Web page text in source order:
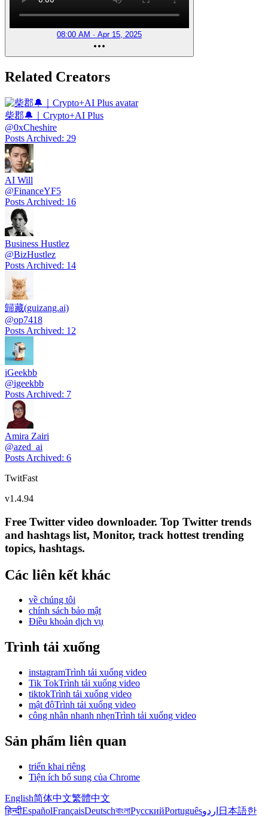
08:00 AM · Apr 15, 2025
Related Creators
柴郡🔔｜Crypto+AI Plus
@0xCheshire
Posts Archived: 29
AI Will
@FinanceYF5
Posts Archived: 16
Business Hustlez
@BizHustlez
Posts Archived: 14
歸藏(guizang.ai)
@op7418
Posts Archived: 12
iGeekbb
@igeekbb
Posts Archived: 7
Amira Zairi
@azed_ai
Posts Archived: 6
TwitFast
v1.4.94
Free Twitter video downloader. Top Twitter trends
and hashtags list, Monitor, track hottest trending
topics, hashtags.
Các liên kết khác
về chúng tôi
chính sách bảo mật
Điều khoản dịch vụ
Trình tải xuống
instagramTrình tải xuống video
Tik TokTrình tải xuống video
tiktokTrình tải xuống video
mật độTrình tải xuống video
công nhân nhanh nhẹnTrình tải xuống video
Sản phẩm liên quan
triển khai riêng
Tiện ích bổ sung của Chrome
English简体中文繁體中文
हिन्दीEspañolFrançaisDeutschবাংলাРусскийPortuguêsاردو 日本語한